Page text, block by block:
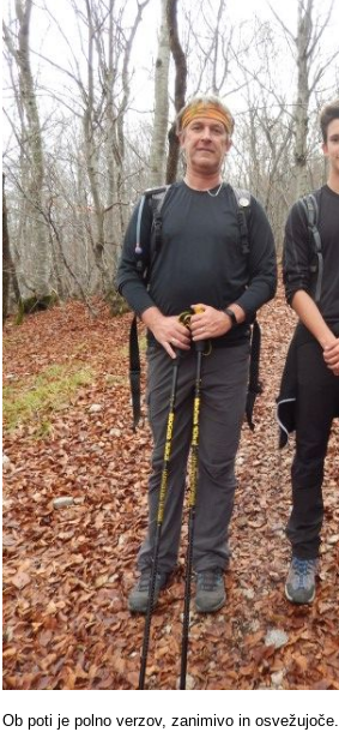
Ob poti je polno verzov, zanimivo in osvežujoče.